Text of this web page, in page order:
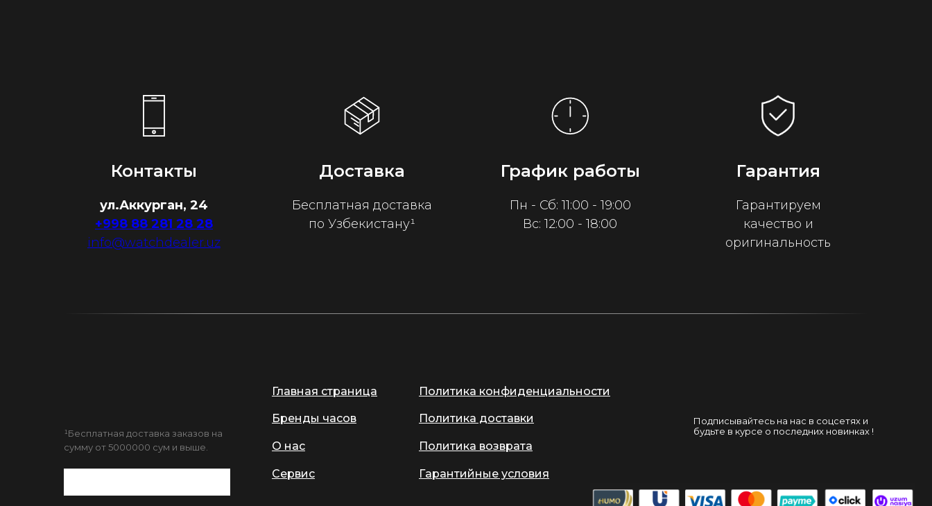
Контакты
ул.Аккурган, 24
+998 88 281 28 28
info@watchdealer.uz
Доставка
Бесплатная доставка
по Узбекистану¹
График работы
Пн - Сб: 11:00 - 19:00
Вс: 12:00 - 18:00
Гарантия
Гарантируем
качество и
оригинальность
Подписывайтесь на нас в соцсетях и
будьте в курсе о последних новинках !
Главная страница
Бренды часов
О нас
Сервис
¹Бесплатная доставка заказов на
сумму от 5000000 сум и выше.
Политика конфиденциальности
Политика доставки
Политика возврата
Гарантийные условия